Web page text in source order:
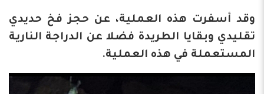
وقد أسفرت هذه العملية، عن حجز فخ حديدي
تقليدي وبقايا الطريدة فضلا عن الدراجة النارية
المستعملة في هذه العملية.